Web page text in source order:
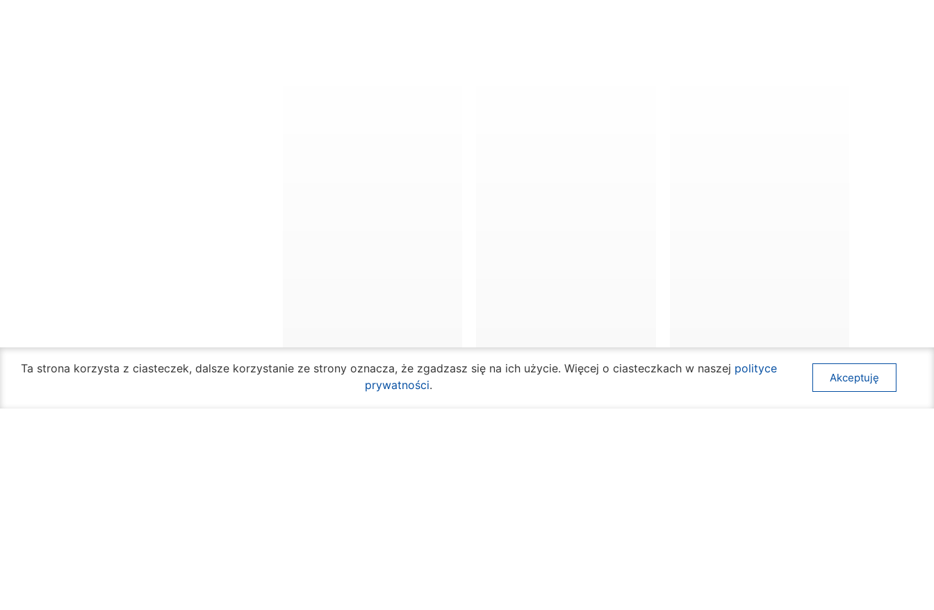
Ta strona korzysta z ciasteczek, dalsze korzystanie ze strony oznacza, że zgadzasz się na ich użycie. Więcej o ciasteczkach w naszej polityce
prywatności. Akceptuję